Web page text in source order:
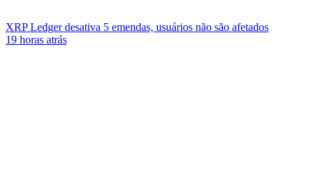
XRP Ledger desativa 5 emendas, usuários não são afetados
19 horas atrás